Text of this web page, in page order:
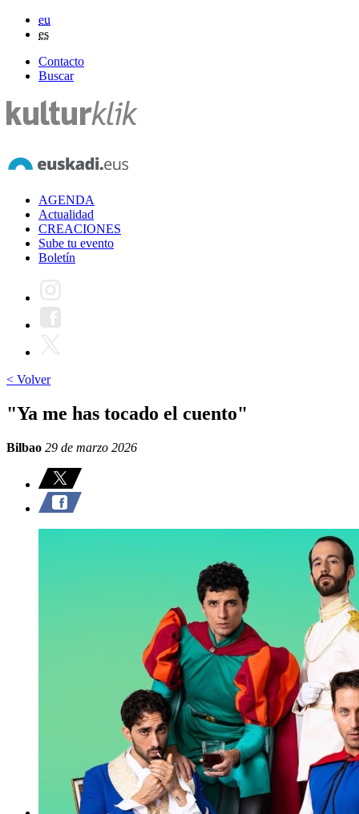
eu
es
Contacto
Buscar
AGENDA
Actualidad
CREACIONES
Sube tu evento
Boletín
< Volver
"Ya me has tocado el cuento"
Bilbao 29 de marzo 2026